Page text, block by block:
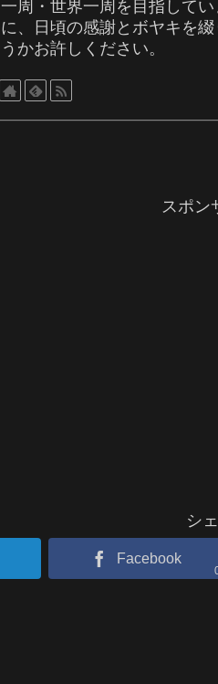
一周・世界一周を目指して
に、日頃の感謝とボヤキを
うかお許しください。
スポン
シ
Facebook